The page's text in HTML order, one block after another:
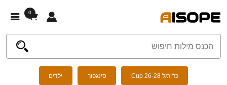
0
כדורגל Cup 26-28 סינגפור ילדים